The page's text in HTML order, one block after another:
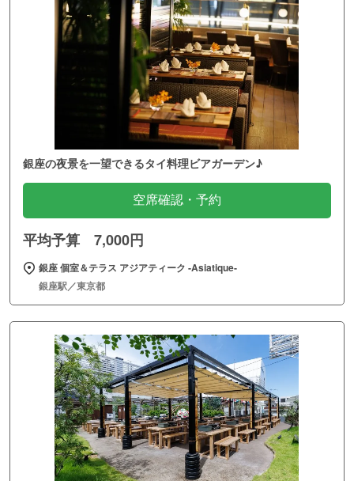
銀座の夜景を一望できるタイ料理ビアガーデン♪
空席確認・予約
平均予算 7,000円
銀座 個室＆テラス アジアティーク ‐Asiatique‐
銀座駅／東京都